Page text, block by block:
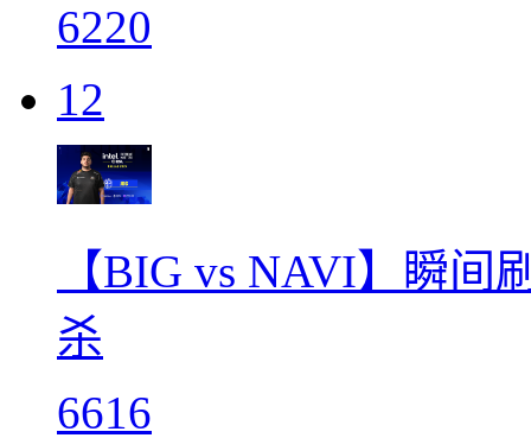
6220
12
【BIG vs NAVI】瞬间
杀
6616